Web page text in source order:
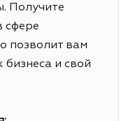
Получите
сфере
позволит вам
и свой